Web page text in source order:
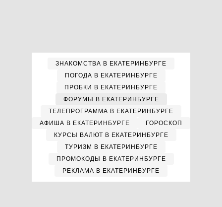
ЗНАКОМСТВА В ЕКАТЕРИНБУРГЕ
ПОГОДА В ЕКАТЕРИНБУРГЕ
ПРОБКИ В ЕКАТЕРИНБУРГЕ
ФОРУМЫ В ЕКАТЕРИНБУРГЕ
ТЕЛЕПРОГРАММА В ЕКАТЕРИНБУРГЕ
АФИША В ЕКАТЕРИНБУРГЕ
ГОРОСКОП
КУРСЫ ВАЛЮТ В ЕКАТЕРИНБУРГЕ
ТУРИЗМ В ЕКАТЕРИНБУРГЕ
ПРОМОКОДЫ В ЕКАТЕРИНБУРГЕ
РЕКЛАМА В ЕКАТЕРИНБУРГЕ